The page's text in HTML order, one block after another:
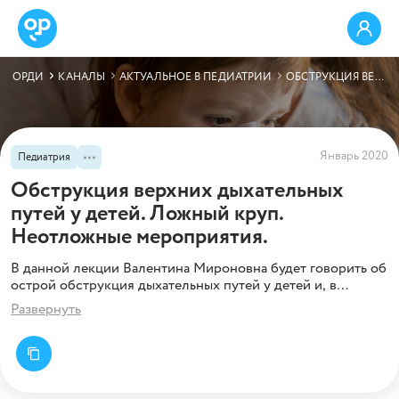
ОРДИ КАНАЛЫ АКТУАЛЬНОЕ В ПЕДИАТРИИ ОБСТРУКЦИЯ ВЕРХНИХ ДЫХАТЕЛЬНЫХ ПУТЕЙ У ДЕТЕЙ. ЛОЖНЫЙ КРУП. НЕОТЛОЖНЫЕ МЕРОПРИЯТИЯ.
Педиатрия Январь 2020
Обструкция верхних дыхательных
путей у детей. Ложный круп.
Неотложные мероприятия.
В данной лекции Валентина Мироновна будет говорить об
острой обструкция дыхательных путей у детей и, в
частности, затронет ложный круп, который наиболее
часто встречается в педиатрической практике. Будут
подробно рассмотрены клинические проявления при
ложном крупе у детей, особенности диагностики и
неотложных мероприятий на догоспитальном этапе.
Развернуть